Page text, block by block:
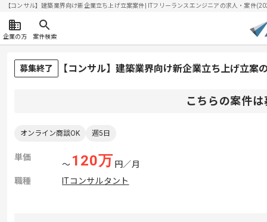
【コンサル】建築業界向け新企業立ち上げ立案案件| ITフリーランスエンジニアの求人・案件
企業の方 案件検索
募集終了 【コンサル】建築業界向け新企業立ち上げ立案
こちらの案件
オンライン商談OK 週5日
単価
〜 120万 円／月
職種
ITコンサルタント